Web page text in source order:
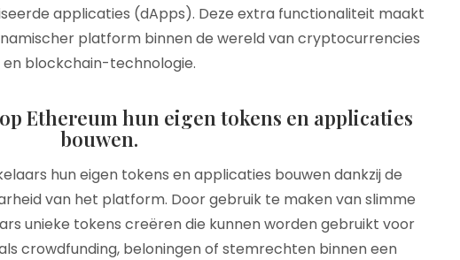
applicaties (dApps). Deze extra functionaliteit maakt
platform binnen de wereld van cryptocurrencies
en blockchain-technologie.
Ethereum hun eigen tokens en applicaties
bouwen.
hun eigen tokens en applicaties bouwen dankzij de
van het platform. Door gebruik te maken van slimme
unieke tokens creëren die kunnen worden gebruikt voor
crowdfunding, beloningen of stemrechten binnen een